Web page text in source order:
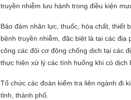
truyền nhiễm lưu hành trong điều kiện
Bảo đảm nhân lực, thuốc, hóa chất, thiết
bệnh truyền nhiễm, đặc biệt là tại các
công các đội cơ động chống dịch tại các
thực hiện xử lý các tình huống khi có dịch
Tổ chức các đoàn kiểm tra liên ngành đi
tỉnh, thành phố.